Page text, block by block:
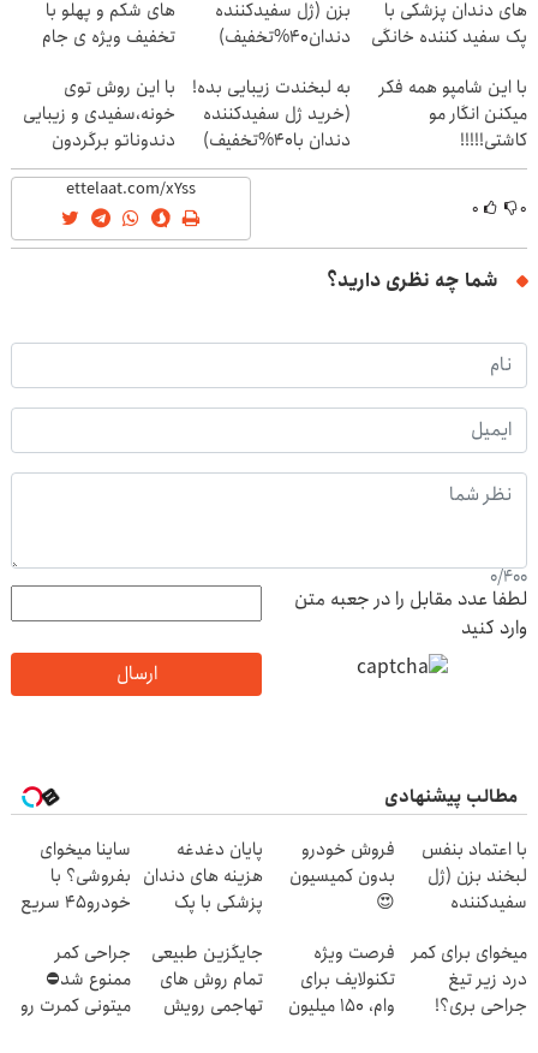
های دندان پزشکی با
پک سفید کننده خانگی
بزن (ژل سفیدکننده
دندان40%تخفیف)
های شکم و پهلو با
تخفیف ویژه ی جام
با این شامپو همه فکر
میکنن انگار مو
کاشتی!!!!!
به لبخندت زیبایی بده!
(خرید ژل سفیدکننده
دندان با40%تخفیف)
با این روش توی
خونه،سفیدی و زیبایی
دندوناتو برگردون
(40%off)
۰ ۰
شما چه نظری دارید؟
0/400
لطفا عدد مقابل را در جعبه متن
وارد کنید
ارسال
مطالب پیشنهادی
با اعتماد بنفس
لبخند بزن (ژل
سفیدکننده
فروش خودرو
بدون کمیسیون
😍
پایان دغدغه
هزینه های دندان
پزشکی با پک
خانگی
ساینا میخوای
بفروشی؟ با
خودرو45 سریع
میخوای برای کمر
درد زیر تیغ
جراحی بری؟!
فرصت ویژه
تکنولایف برای
وام، 150 میلیون
جایگزین طبیعی
تمام روش های
تهاجمی رویش
جراحی کمر
ممنوع شد⛔
میتونی کمرت رو